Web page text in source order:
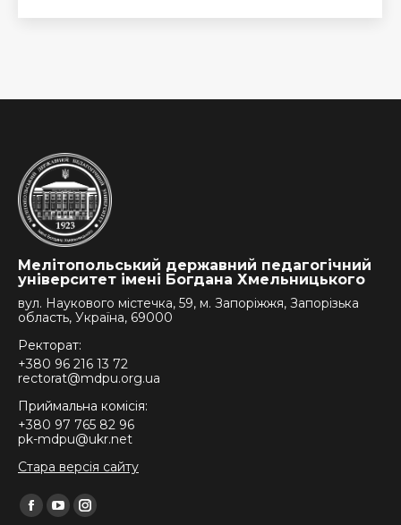
Мелітопольський державний педагогічний
університет імені Богдана Хмельницького
вул. Наукового містечка, 59, м. Запоріжжя, Запорізька
область, Україна, 69000
Ректорат:
+380 96 216 13 72
rectorat@mdpu.org.ua
Приймальна комісія:
+380 97 765 82 96
pk-mdpu@ukr.net
Стара версія сайту
Find us on:
Facebook
YouTubeInstagram